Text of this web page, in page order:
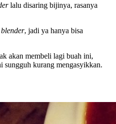
lalu disaring bijinya, rasanya
blender, jadi ya hanya bisa
akan membeli lagi buah ini,
sungguh kurang mengasyikkan.